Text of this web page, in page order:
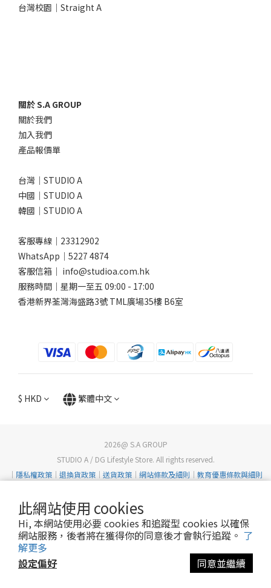
此網站使用 cookies
Hi, 本網站使用必要 cookies 和追蹤型 cookies 以確保
網站服務，後者將在獲得你的同意後才會執行追蹤。 了
解更多
設定偏好
同意並繼續
台灣校園｜Straight A
關於 S.A GROUP
關於我們
加入我們
產品報價單
台灣｜STUDIO A
中國｜STUDIO A
韓國｜STUDIO A
客服專線｜23312902
WhatsApp｜ 5227 4874
客服信箱｜ info@studioa.com.hk
服務時間｜星期一至五 09:00 - 17:00
香港新界荃灣海盛路3號 TML廣場35樓 B6室
$ HKD 繁體中文
2026@ S.A GROUP
STUDIO A / DG Lifestyle Store. All rights reserved.
｜ 隱私權政策 ｜ 退換貨政策 ｜ 送貨政策 ｜ 網站條款及細則 ｜ 教育優惠條款與細則